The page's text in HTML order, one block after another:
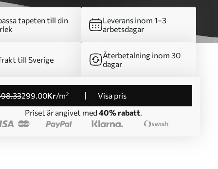
tapeten till din
Leverans inom 1–3
arbetsdagar
till Sverige
Återbetalning inom 30
dagar
.33299.00Kr/m²
Visa pris
Priset är angivet med 40% rabatt.